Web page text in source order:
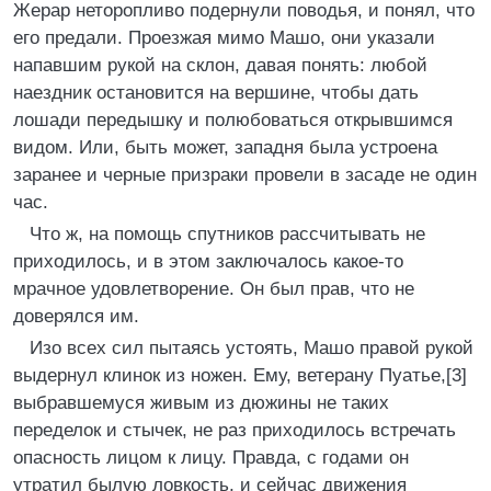
Жерар неторопливо подернули поводья, и понял, что
его предали. Проезжая мимо Машо, они указали
напавшим рукой на склон, давая понять: любой
наездник остановится на вершине, чтобы дать
лошади передышку и полюбоваться открывшимся
видом. Или, быть может, западня была устроена
заранее и черные призраки провели в засаде не один
час.
Что ж, на помощь спутников рассчитывать не
приходилось, и в этом заключалось какое-то
мрачное удовлетворение. Он был прав, что не
доверялся им.
Изо всех сил пытаясь устоять, Машо правой рукой
выдернул клинок из ножен. Ему, ветерану Пуатье,[3]
выбравшемуся живым из дюжины не таких
переделок и стычек, не раз приходилось встречать
опасность лицом к лицу. Правда, с годами он
утратил былую ловкость, и сейчас движения